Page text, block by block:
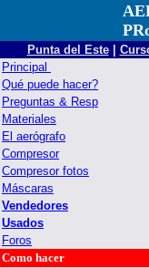
Punta del Este|
Principal
Qué puede hacer?
Preguntas & Resp
Materiales
El aerógrafo
Compresor
Compresor fotos
Máscaras
Vendedores
Usados
Foros
Como hacer